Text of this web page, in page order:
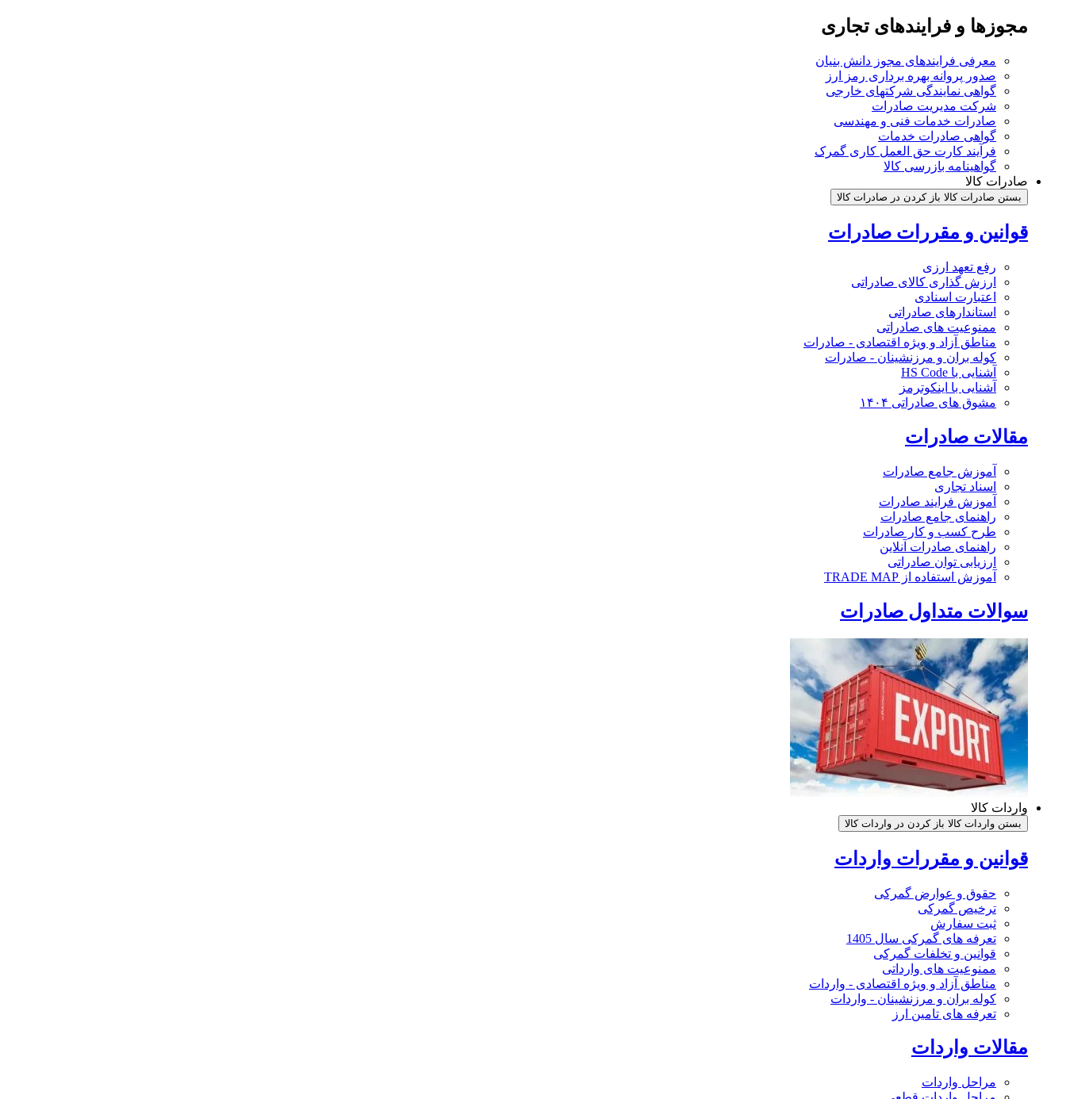
مجوزها و فرایندهای تجاری
معرفی فرایندهای مجوز دانش بنیان
صدور پروانه بهره برداری رمز ارز
گواهی نمایندگی شرکتهای خارجی
شرکت مدیریت صادرات
صادرات خدمات فنی و مهندسی
گواهی صادرات خدمات
فرآیند کارت حق العمل کاری گمرک
گواهینامه بازرسی کالا
صادرات کالا
بستن صادرات کالا باز کردن در صادرات کالا
قوانین و مقررات صادرات
رفع تعهد ارزی
ارزش گذاری کالای صادراتی
اعتبارت اسنادی
استاندارهای صادراتی
ممنوعیت های صادراتی
مناطق آزاد و ویژه اقتصادی - صادرات
کوله بران و مرزنشینان - صادرات
آشنایی با HS Code
آشنایی با اینکوترمز
مشوق های صادراتی ۱۴۰۴
مقالات صادرات
آموزش جامع صادرات
اسناد تجاری
آموزش فرایند صادرات
راهنمای جامع صادرات
طرح کسب و کار صادرات
راهنمای صادرات آنلاین
ارزیابی توان صادراتی
آموزش استفاده از TRADE MAP
سوالات متداول صادرات
واردات کالا
بستن واردات کالا باز کردن در واردات کالا
قوانین و مقررات واردات
حقوق و عوارض گمرکی
ترخیص گمرکی
ثبت سفارش
تعرفه های گمرکی سال 1405
قوانین و تخلفات گمرکی
ممنوعیت های وارداتی
مناطق آزاد و ویژه اقتصادی - واردات
کوله بران و مرزنشینان - واردات
تعرفه های تامین ارز
مقالات واردات
مراحل واردات